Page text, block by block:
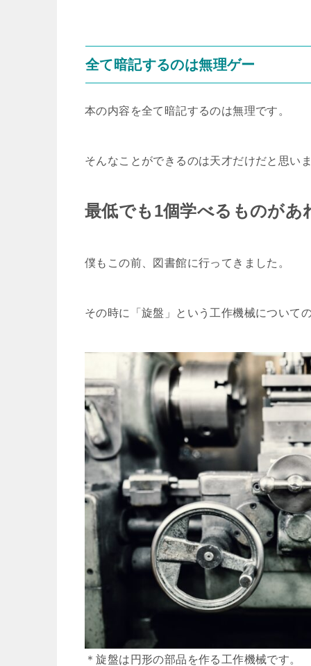
全て暗記するのは無理ゲー
本の内容を全て暗記するのは無理です。
そんなことができるのは天才だけだと思い
最低でも1個学べるものが
僕もこの前、図書館に行ってきました。
その時に「旋盤」という工作機械について
＊旋盤は円形の部品を作る工作機械です。